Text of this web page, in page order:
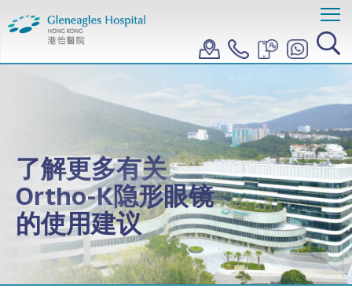
了解更多有关
Ortho-K隐形眼镜
的使用建议